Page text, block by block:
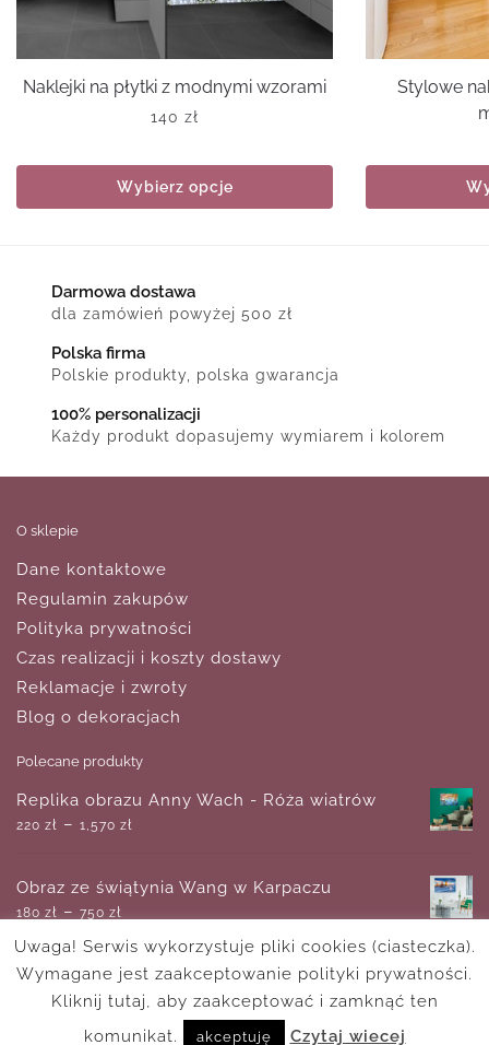
Naklejki na płytki z modnymi wzorami
140 zł
Wybierz opcje
Stylowe
Darmowa dostawa
dla zamówień powyżej 500 zł
Polska firma
Polskie produkty, polska gwarancja
100% personalizacji
Każdy produkt dopasujemy wymiarem i kolorem
O sklepie
Dane kontaktowe
Regulamin zakupów
Polityka prywatności
Czas realizacji i koszty dostawy
Reklamacje i zwroty
Blog o dekoracjach
Polecane produkty
Replika obrazu Anny Wach - Róża wiatrów
220 zł – 1,570 zł
Obraz ze świątynia Wang w Karpaczu
180 zł – 750 zł
Plakat - Posiłki i wspomnienia tworzymy tutaj
– 170 zł
Uwaga! Serwis wykorzystuje pliki cookies (ciasteczka).
Wymagane jest zaakceptowanie polityki prywatności.
Kliknij tutaj, aby zaakceptować i zamknąć ten
komunikat.
akceptuję Czytaj wiecej